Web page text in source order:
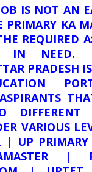
IS NOT AN
PRIMARY KA
REQUIRED
IN NEED.
PRADESH
DIFFERENT
VARIOUS
| UP
|